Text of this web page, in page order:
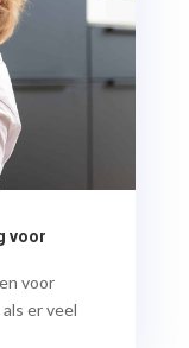
voor
voor
er veel